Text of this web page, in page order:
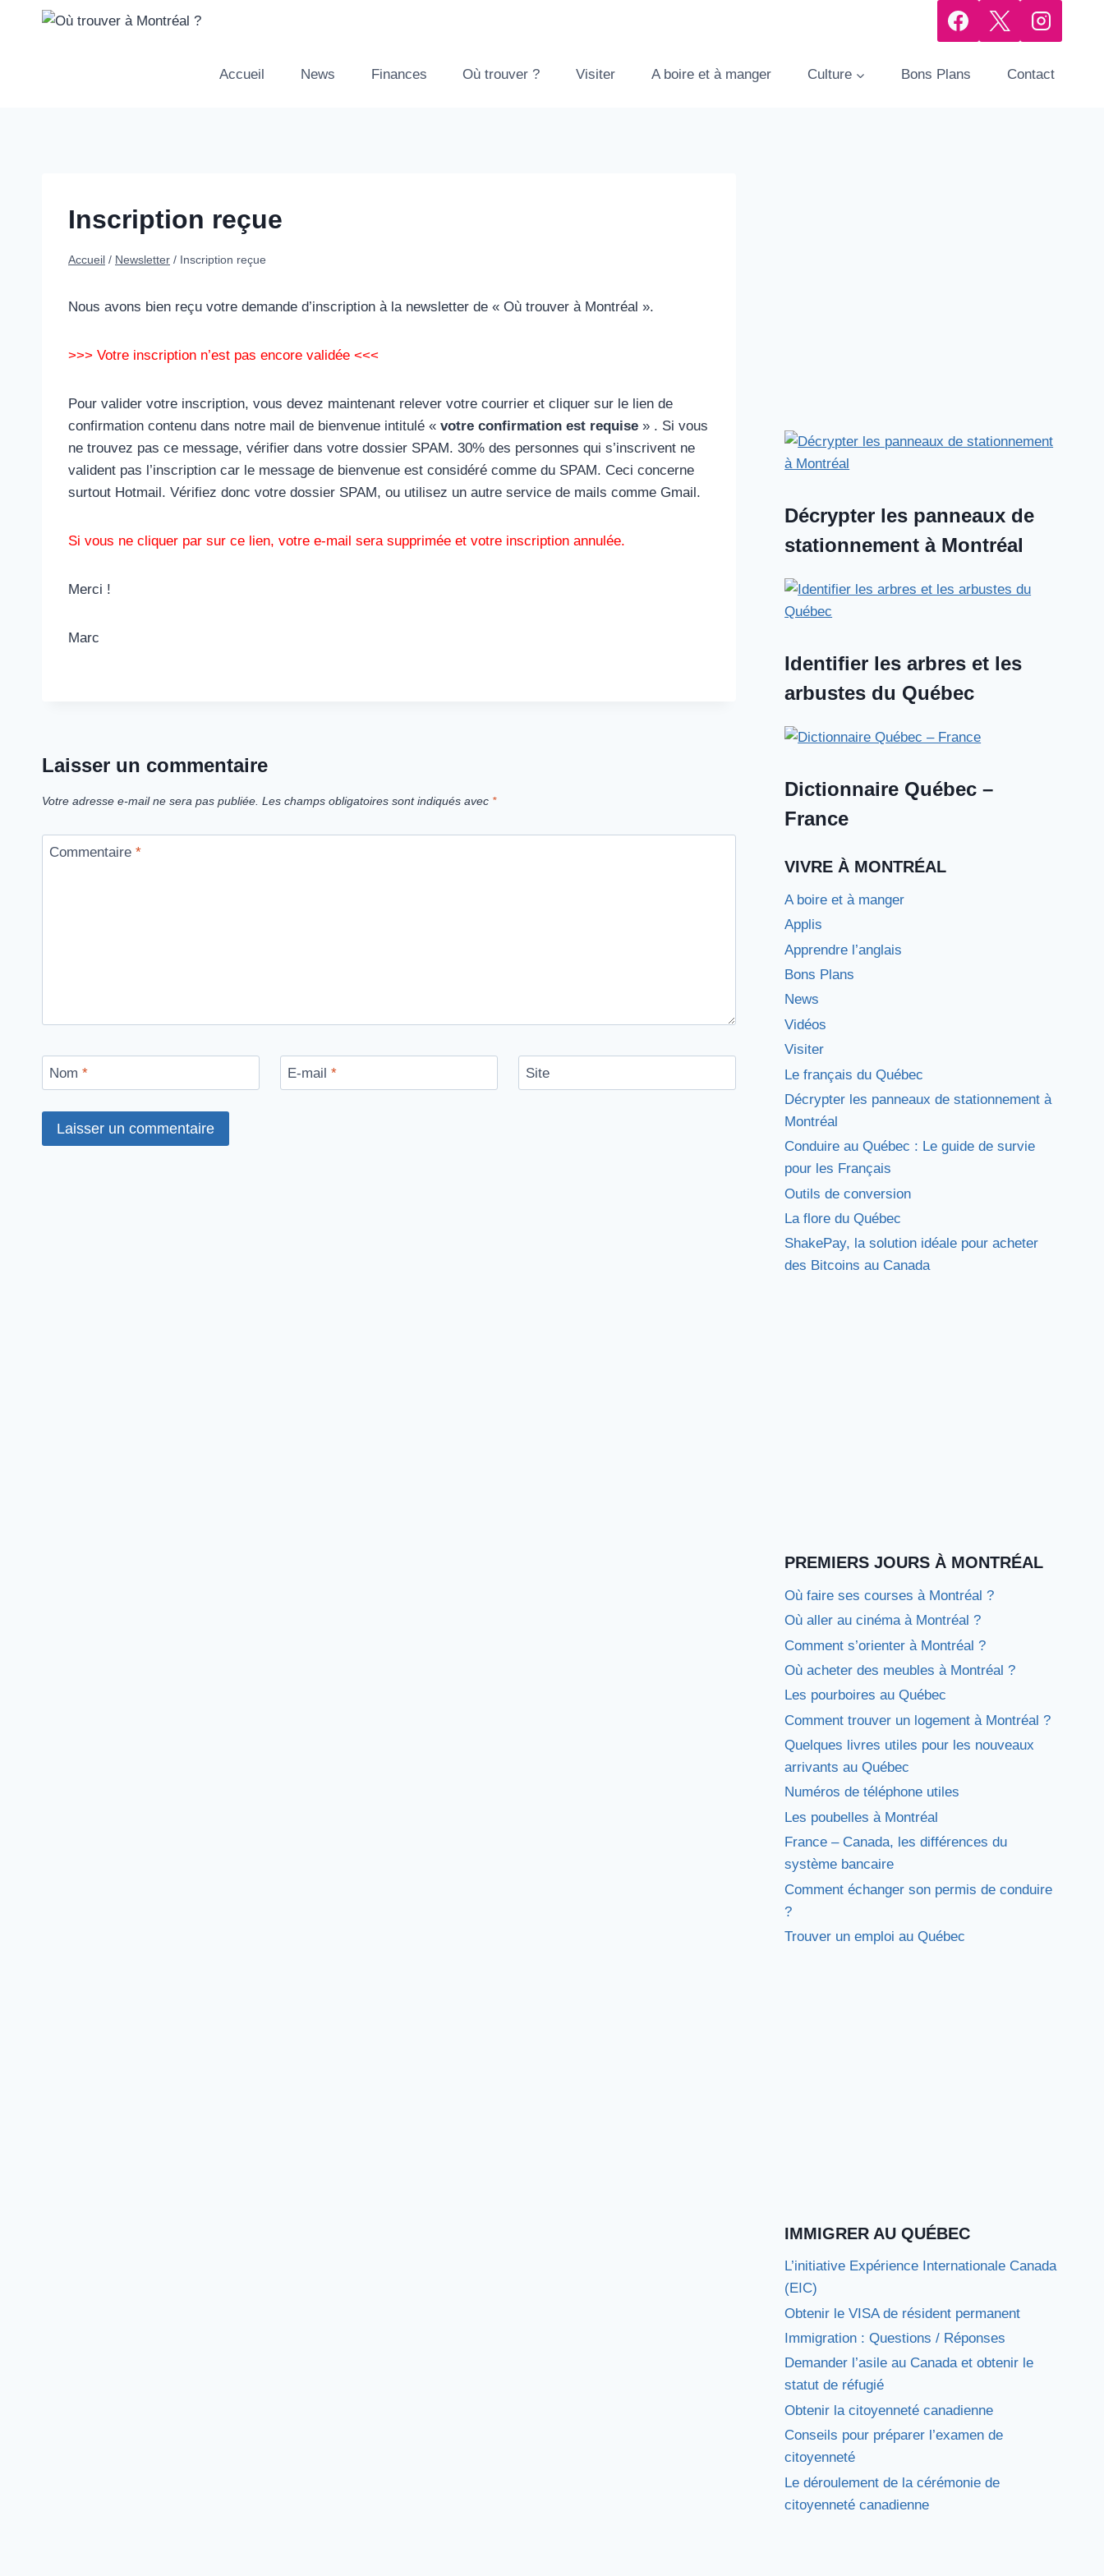
Accueil
News Finances Où trouver ? Visiter A boire et à manger Culture Bons Plans Contact
Inscription reçue
Accueil / Newsletter / Inscription reçue
Nous avons bien reçu votre demande d’inscription à la newsletter de « Où trouver à Montréal ».
>>> Votre inscription n’est pas encore validée <<<
Pour valider votre inscription, vous devez maintenant relever votre courrier et cliquer sur le lien de
confirmation contenu dans notre mail de bienvenue intitulé « votre confirmation est requise » . Si vous
ne trouvez pas ce message, vérifier dans votre dossier SPAM. 30% des personnes qui s’inscrivent ne
valident pas l’inscription car le message de bienvenue est considéré comme du SPAM. Ceci concerne
surtout Hotmail. Vérifiez donc votre dossier SPAM, ou utilisez un autre service de mails comme Gmail.
Si vous ne cliquer par sur ce lien, votre e-mail sera supprimée et votre inscription annulée.
Merci !
Marc
Laisser un commentaire
Votre adresse e-mail ne sera pas publiée. Les champs obligatoires sont indiqués avec *
Commentaire *
Nom * E-mail * Site
Décrypter les panneaux de
stationnement à Montréal
Identifier les arbres et les
arbustes du Québec
Dictionnaire Québec –
France
VIVRE À MONTRÉAL
A boire et à manger
Applis
Apprendre l’anglais
Bons Plans
News
Vidéos
Visiter
Le français du Québec
Décrypter les panneaux de stationnement à
Montréal
Conduire au Québec : Le guide de survie
pour les Français
Outils de conversion
La flore du Québec
ShakePay, la solution idéale pour acheter
des Bitcoins au Canada
PREMIERS JOURS À MONTRÉAL
Où faire ses courses à Montréal ?
Où aller au cinéma à Montréal ?
Comment s’orienter à Montréal ?
Où acheter des meubles à Montréal ?
Les pourboires au Québec
Comment trouver un logement à Montréal ?
Quelques livres utiles pour les nouveaux
arrivants au Québec
Numéros de téléphone utiles
Les poubelles à Montréal
France – Canada, les différences du
système bancaire
Comment échanger son permis de conduire
?
Trouver un emploi au Québec
IMMIGRER AU QUÉBEC
L’initiative Expérience Internationale Canada
(EIC)
Obtenir le VISA de résident permanent
Immigration : Questions / Réponses
Demander l’asile au Canada et obtenir le
statut de réfugié
Obtenir la citoyenneté canadienne
Conseils pour préparer l’examen de
citoyenneté
Le déroulement de la cérémonie de
citoyenneté canadienne